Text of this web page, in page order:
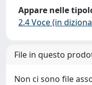
Appare nelle
2.4 Voce (in
File in questo
Non ci sono file